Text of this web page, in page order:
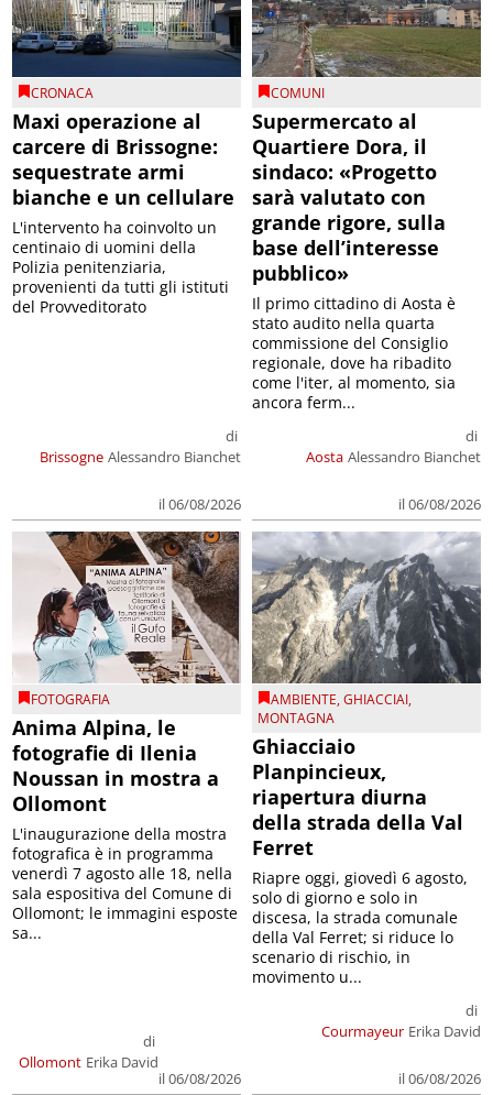
CRONACA
Maxi operazione al
carcere di Brissogne:
sequestrate armi
bianche e un cellulare
Brissogne
di
Alessandro Bianchet
il 06/08/2026
L'intervento ha coinvolto un
centinaio di uomini della
Polizia penitenziaria,
provenienti da tutti gli istituti
del Provveditorato
COMUNI
Supermercato al
Quartiere Dora, il
sindaco: «Progetto
sarà valutato con
grande rigore, sulla
base dell’interesse
pubblico»
Aosta
di
Alessandro Bianchet
il 06/08/2026
Il primo cittadino di Aosta è
stato audito nella quarta
commissione del Consiglio
regionale, dove ha ribadito
come l'iter, al momento, sia
ancora ferm...
FOTOGRAFIA
Anima Alpina, le
fotografie di Ilenia
Noussan in mostra a
Ollomont
Ollomont
di
Erika David
il 06/08/2026
L'inaugurazione della mostra
fotografica è in programma
venerdì 7 agosto alle 18, nella
sala espositiva del Comune di
Ollomont; le immagini esposte
sa...
AMBIENTE,GHIACCIAI,
MONTAGNA
Ghiacciaio
Planpincieux,
riapertura diurna
della strada della Val
Ferret
Courmayeur
di
Erika David
il 06/08/2026
Riapre oggi, giovedì 6 agosto,
solo di giorno e solo in
discesa, la strada comunale
della Val Ferret; si riduce lo
scenario di rischio, in
movimento u...